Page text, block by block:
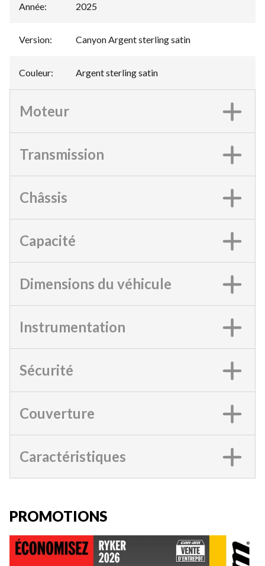
Année: 2025
Version: Canyon Argent sterling satin
Couleur: Argent sterling satin
Moteur
Transmission
Châssis
Capacité
Dimensions du véhicule
Instrumentation
Sécurité
Couverture
Caractéristiques
PROMOTIONS